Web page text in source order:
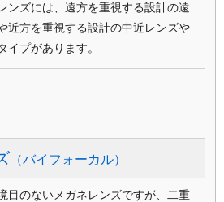
ンズには、遠方を重視する設計の遠
近方を重視する設計の中近レンズや
イプがあります。
（バイフォーカル）
目のないメガネレンズですが、二重